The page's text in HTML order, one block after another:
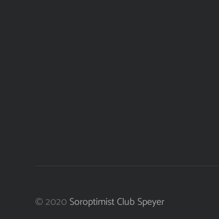
© 2020 Soroptimist Club Speyer